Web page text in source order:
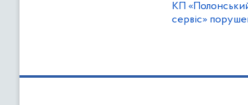
КП
сервіс»